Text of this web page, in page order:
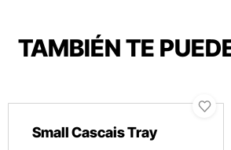
TAMBIÉN TE
Small Cascais Tray